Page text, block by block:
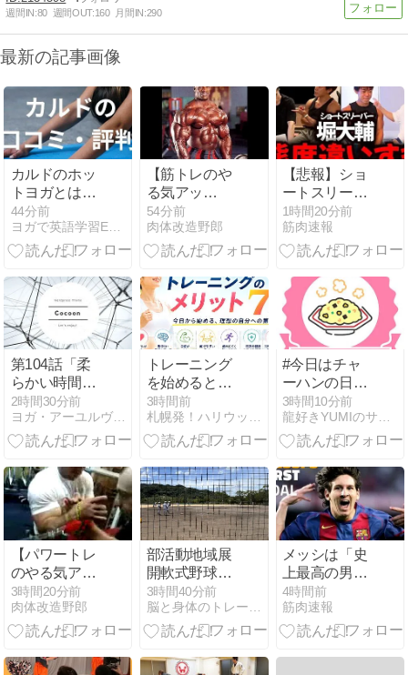
週間IN:80 週間OUT:160 月間IN:290
最新の記事画像
カルドのホッ
トヨガとは？
口コミ・評
判・料金・体
験・店舗の違
44分前
ヨガで英語学習EnYOGA
【筋トレのや
る気アッ
プ！】ボディ
ビルの最高峰
大会８連覇男
肉BODY
54分前
肉体改造野郎
【悲報】ショ
ートスリーパ
ー堀大輔、高
須幹弥にブチ
ギレｗｗｗｗ
1時間20分前
筋肉速報
第104話「柔
らかい時間」
アーユルヴェ
ーダ小説
HEALERS
2時間30分前
ヨガ・アーユルヴェーダライフ＠横浜
トレーニング
を始めると未
来はどう変わ
る？筋トレ・
運動が心と体
つのメリット
3時間前
札幌発！ハリウッドスタイルダイエット
#今日はチャ
ーハンの日
2026
3時間10分前
龍好きYUMIのサイト（アメーバ ブログ編）
【パワートレ
のやる気アッ
プ！】怪力ア
ームレスラー
の驚きの腕相
3時間20分前
肉体改造野郎
部活動地域展
開軟式野球野
球チーム！
3時間40分前
脳と身体のトレーニングジム BB Activation 公…
メッシは「史
上最高の男子
アスリート」
か W杯で圧巻
の活躍を受け
4時間前
筋肉速報